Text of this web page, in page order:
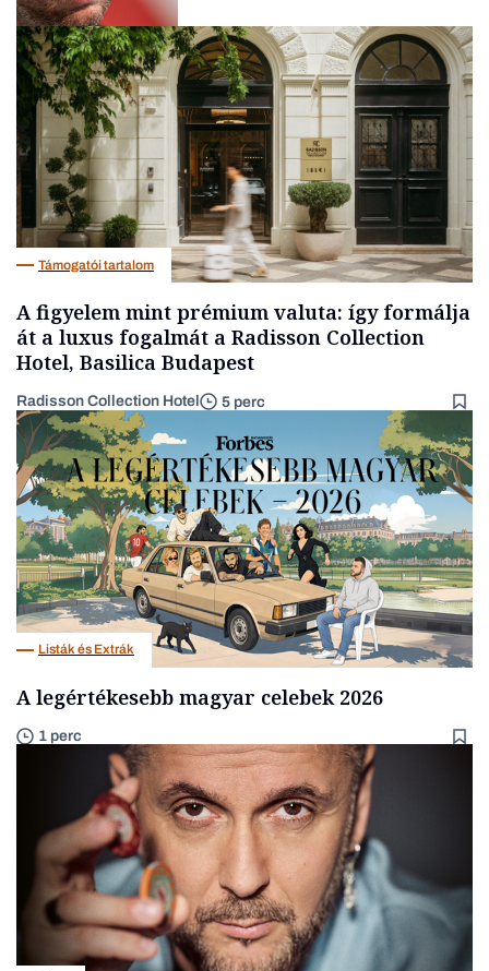
Társadalom
Támogatói tartalom
A figyelem mint prémium valuta: így formálja
át a luxus fogalmát a Radisson Collection
Hotel, Basilica Budapest
Radisson Collection Hotel 5 perc
Listák és Extrák
A legértékesebb magyar celebek 2026
1 perc